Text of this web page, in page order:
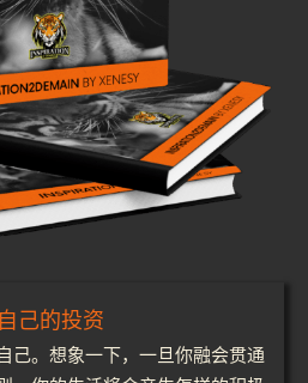
己的投资
己。想象一下，一旦你融会贯通